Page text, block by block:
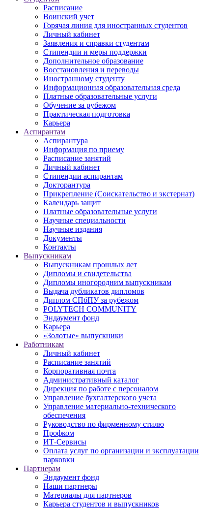
Расписание
Воинский учет
Горячая линия для иностранных студентов
Личный кабинет
Заявления и справки студентам
Стипендии и меры поддержки
Дополнительное образование
Восстановления и переводы
Иностранному студенту
Информационная образовательная среда
Платные образовательные услуги
Обучение за рубежом
Практическая подготовка
Карьера
Аспирантам
Аспирантура
Информация по приему
Расписание занятий
Личный кабинет
Стипендии аспирантам
Докторантура
Прикрепление (Соискательство и экстернат)
Календарь защит
Платные образовательные услуги
Научные специальности
Научные издания
Документы
Контакты
Выпускникам
Выпускникам прошлых лет
Дипломы и свидетельства
Дипломы иногородним выпускникам
Выдача дубликатов дипломов
Диплом СПбПУ за рубежом
POLYTECH COMMUNITY
Эндаумент фонд
Карьера
«Золотые» выпускники
Работникам
Личный кабинет
Расписание занятий
Корпоративная почта
Административный каталог
Дирекция по работе с персоналом
Управление бухгалтерского учета
Управление материально-технического
обеспечения
Руководство по фирменному стилю
Профком
ИТ-Сервисы
Оплата услуг по организации и эксплуатации
парковки
Партнерам
Эндаумент фонд
Наши партнеры
Материалы для партнеров
Карьера студентов и выпускников